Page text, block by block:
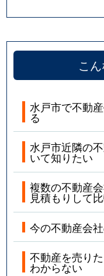
こ
水戸市で不動
る
水戸市近隣の
いて知りたい
複数の不動産
見積もりして
今の不動産会
不動産を売り
わからない